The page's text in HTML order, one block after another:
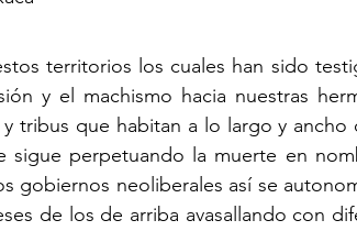
territorios los cuales han sido
y el machismo hacia nuestras
tribus que habitan a lo largo y ancho
perpetuando la muerte en
gobiernos neoliberales así se
de los de arriba avasallando con